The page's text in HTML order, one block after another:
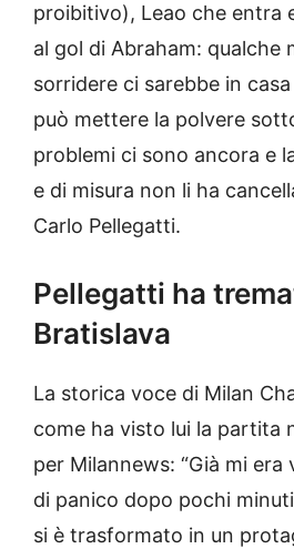
proibitivo), Leao che entra
al gol di Abraham: qualche
sorridere ci sarebbe in
può mettere la polvere
problemi ci sono ancora e
e di misura non li ha
Carlo Pellegatti.
Pellegatti ha
Bratislava
La storica voce di Milan
come ha visto lui la partita
per Milannews: “Già mi
di panico dopo pochi
si è trasformato in un